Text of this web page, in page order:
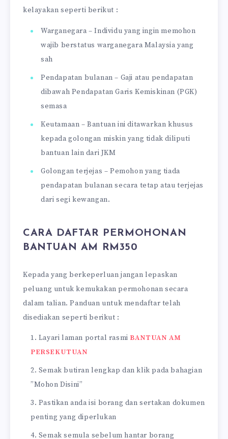
kelayakan seperti berikut :
Warganegara – Individu yang ingin memohon
wajib berstatus warganegara Malaysia yang
sah
Pendapatan bulanan – Gaji atau pendapatan
dibawah Pendapatan Garis Kemiskinan (PGK)
semasa
Keutamaan – Bantuan ini ditawarkan khusus
kepada golongan miskin yang tidak diliputi
bantuan lain dari JKM
Golongan terjejas – Pemohon yang tiada
pendapatan bulanan secara tetap atau terjejas
dari segi kewangan.
CARA DAFTAR PERMOHONAN
BANTUAN AM RM350
Kepada yang berkeperluan jangan lepaskan
peluang untuk kemukakan permohonan secara
dalam talian. Panduan untuk mendaftar telah
disediakan seperti berikut :
Layari laman portal rasmi BANTUAN AM
PERSEKUTUAN
Semak butiran lengkap dan klik pada bahagian
”Mohon Disini”
Pastikan anda isi borang dan sertakan dokumen
penting yang diperlukan
Semak semula sebelum hantar borang